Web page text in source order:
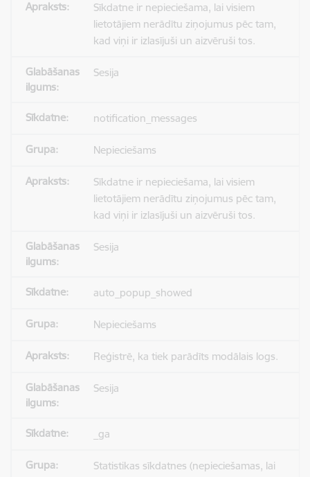
Sīkdatne ir nepieciešama, lai visiem
lietotājiem nerādītu ziņojumus pēc tam,
kad viņi ir izlasījuši un aizvēruši tos.
Sesija
notification_messages
Nepieciešams
Sīkdatne ir nepieciešama, lai visiem
lietotājiem nerādītu ziņojumus pēc tam,
kad viņi ir izlasījuši un aizvēruši tos.
Sesija
auto_popup_showed
Nepieciešams
Reģistrē, ka tiek parādīts modālais logs.
Sesija
_ga
Statistikas sīkdatnes (nepieciešamas, lai